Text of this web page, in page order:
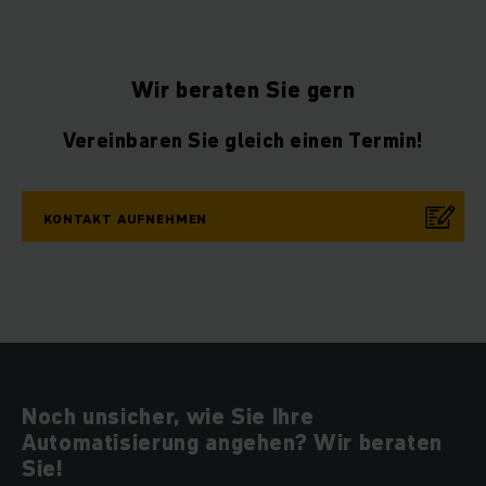
Wir beraten Sie gern
Vereinbaren Sie gleich einen Termin!
KONTAKT AUFNEHMEN
Noch unsicher, wie Sie Ihre
Automatisierung angehen? Wir beraten
Sie!